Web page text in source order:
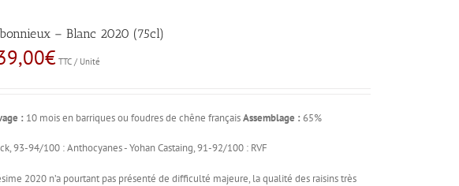
– Blanc 2020 (75cl)
€ TTC / Unité
: 10 mois en barriques ou foudres de chêne françaisAssemblage : 65%
93-94/100 : Anthocyanes - Yohan Castaing, 91-92/100 : RVF
2020 n’a pourtant pas présenté de difficulté majeure, la qualité des raisins très